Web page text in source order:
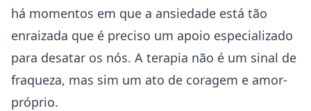
há momentos em que a ansiedade está tão
enraizada que é preciso um apoio especializado
para desatar os nós. A terapia não é um sinal de
fraqueza, mas sim um ato de coragem e amor-
próprio.